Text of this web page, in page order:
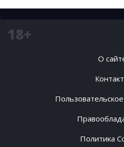
;
18+
О
Политика